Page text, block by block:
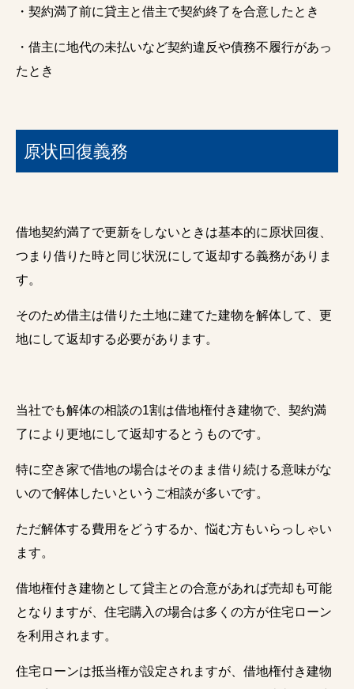
・契約満了前に貸主と借主で契約終了を合意したとき
・借主に地代の未払いなど契約違反や債務不履行があっ
たとき
原状回復義務
借地契約満了で更新をしないときは基本的に原状回復、
つまり借りた時と同じ状況にして返却する義務がありま
す。
そのため借主は借りた土地に建てた建物を解体して、更
地にして返却する必要があります。
当社でも解体の相談の1割は借地権付き建物で、契約満
了により更地にして返却するとうものです。
特に空き家で借地の場合はそのまま借り続ける意味がな
いので解体したいというご相談が多いです。
ただ解体する費用をどうするか、悩む方もいらっしゃい
ます。
借地権付き建物として貸主との合意があれば売却も可能
となりますが、住宅購入の場合は多くの方が住宅ローン
を利用されます。
住宅ローンは抵当権が設定されますが、借地権付き建物